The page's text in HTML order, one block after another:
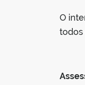
O
todos